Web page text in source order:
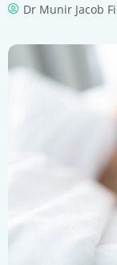
Dr Munir Jacob